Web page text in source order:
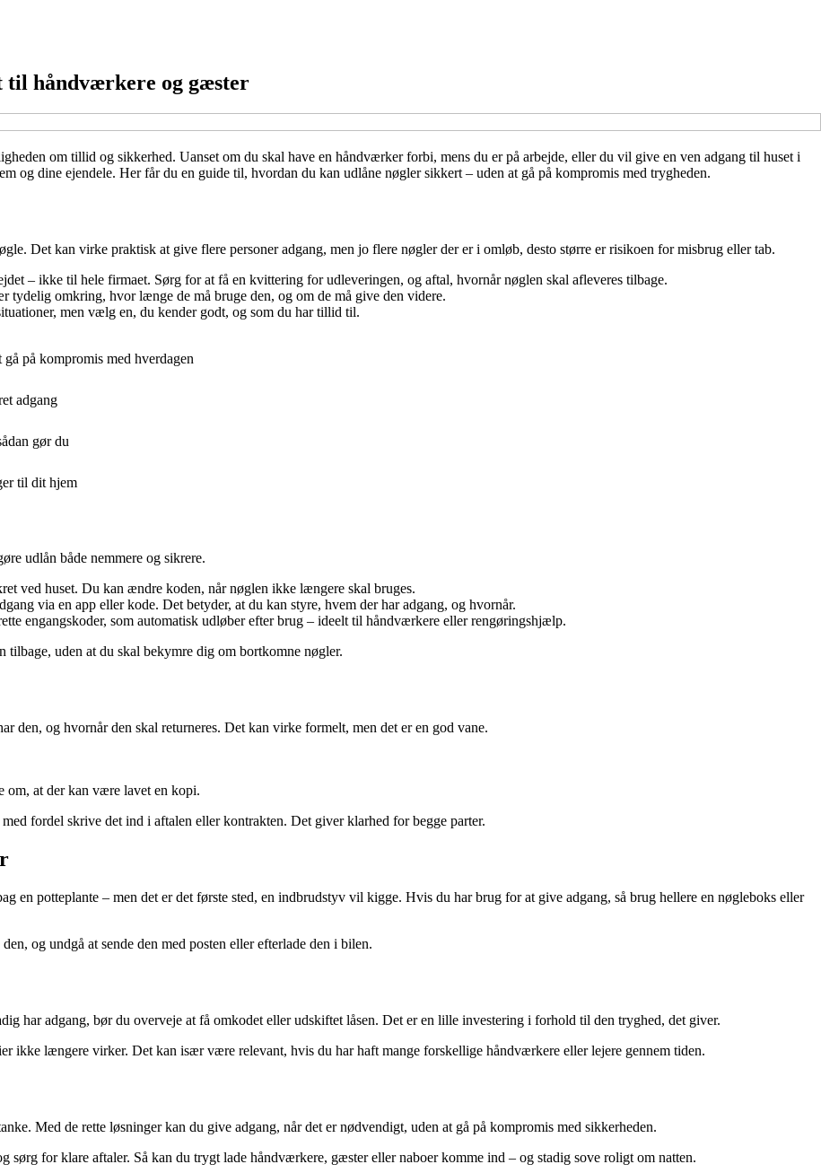
til håndværkere og gæster
om tillid og sikkerhed. Uanset om du skal have en håndværker forbi, mens du er på arbejde, eller du vil give en ven adgang til huset i
og dine ejendele. Her får du en guide til, hvordan du kan udlåne nøgler sikkert – uden at gå på kompromis med trygheden.
Det kan virke praktisk at give flere personer adgang, men jo flere nøgler der er i omløb, desto større er risikoen for misbrug eller tab.
– ikke til hele firmaet. Sørg for at få en kvittering for udleveringen, og aftal, hvornår nøglen skal afleveres tilbage.
tydelig omkring, hvor længe de må bruge den, og om de må give den videre.
men vælg en, du kender godt, og som du har tillid til.
på kompromis med hverdagen
adgang
gør du
til dit hjem
udlån både nemmere og sikrere.
ved huset. Du kan ændre koden, når nøglen ikke længere skal bruges.
via en app eller kode. Det betyder, at du kan styre, hvem der har adgang, og hvornår.
engangskoder, som automatisk udløber efter brug – ideelt til håndværkere eller rengøringshjælp.
uden at du skal bekymre dig om bortkomne nøgler.
den, og hvornår den skal returneres. Det kan virke formelt, men det er en god vane.
om, at der kan være lavet en kopi.
fordel skrive det ind i aftalen eller kontrakten. Det giver klarhed for begge parter.
en potteplante – men det er det første sted, en indbrudstyv vil kigge. Hvis du har brug for at give adgang, så brug hellere en nøgleboks eller
og undgå at sende den med posten eller efterlade den i bilen.
har adgang, bør du overveje at få omkodet eller udskiftet låsen. Det er en lille investering i forhold til den tryghed, det giver.
ikke længere virker. Det kan især være relevant, hvis du har haft mange forskellige håndværkere eller lejere gennem tiden.
Med de rette løsninger kan du give adgang, når det er nødvendigt, uden at gå på kompromis med sikkerheden.
for klare aftaler. Så kan du trygt lade håndværkere, gæster eller naboer komme ind – og stadig sove roligt om natten.